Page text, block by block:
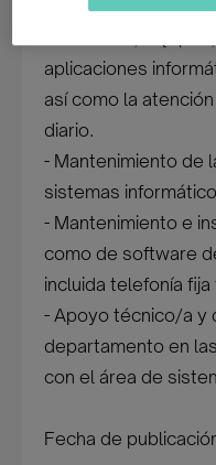
- Mantenimiento e
aplicaciones
así como la
diario.
- Mantenimiento de
sistemas
- Mantenimiento e
como de software
incluida telefonía fija
- Apoyo técnico/a y
departamento en
con el área de
Fecha de